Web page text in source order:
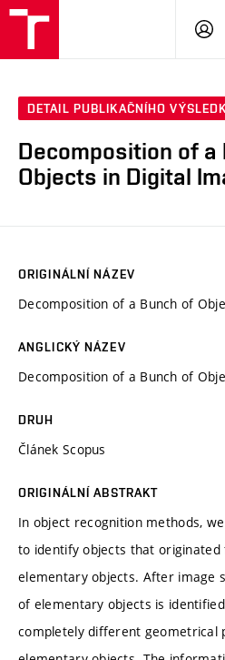
DETAIL PUBLIKAČNÍHO
Decomposition of a
Objects in Digital
ORIGINÁLNÍ NÁZEV
Decomposition of a Bunch of
ANGLICKÝ NÁZEV
Decomposition of a Bunch of
DRUH
Článek Scopus
ORIGINÁLNÍ ABSTRAKT
In object recognition methods,
to identify objects that
elementary objects. After image
of elementary objects is
completely different geometrical